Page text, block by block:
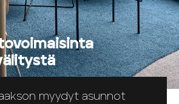
myydyt asunnot